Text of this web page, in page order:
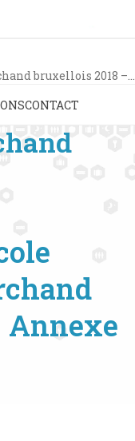
CONTACT
bruxellois 2018 –…
Annexe